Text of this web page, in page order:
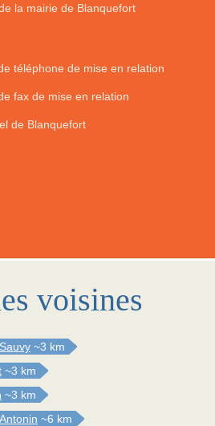
la mairie de Blanquefort
téléphone de mise en relation
fax de mise en relation
de Blanquefort
voisines
~3 km
~3 km
~3 km
~6 km